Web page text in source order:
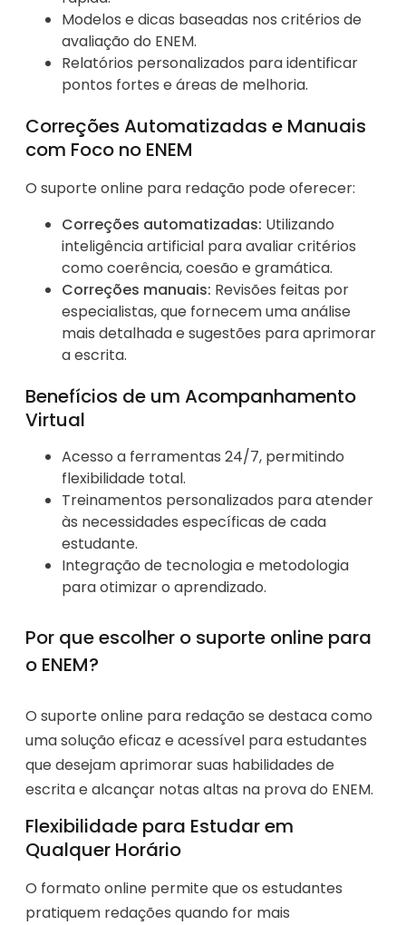
Modelos e dicas baseadas nos critérios de
avaliação do ENEM.
Relatórios personalizados para identificar
pontos fortes e áreas de melhoria.
Correções Automatizadas e Manuais
com Foco no ENEM
O suporte online para redação pode oferecer:
Correções automatizadas: Utilizando
inteligência artificial para avaliar critérios
como coerência, coesão e gramática.
Correções manuais: Revisões feitas por
especialistas, que fornecem uma análise
mais detalhada e sugestões para aprimorar
a escrita.
Benefícios de um Acompanhamento
Virtual
Acesso a ferramentas 24/7, permitindo
flexibilidade total.
Treinamentos personalizados para atender
às necessidades específicas de cada
estudante.
Integração de tecnologia e metodologia
para otimizar o aprendizado.
Por que escolher o suporte online para
o ENEM?
O suporte online para redação se destaca como
uma solução eficaz e acessível para estudantes
que desejam aprimorar suas habilidades de
escrita e alcançar notas altas na prova do ENEM.
Flexibilidade para Estudar em
Qualquer Horário
O formato online permite que os estudantes
pratiquem redações quando for mais